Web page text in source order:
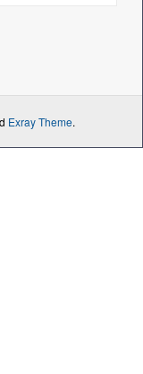
Exray Theme.